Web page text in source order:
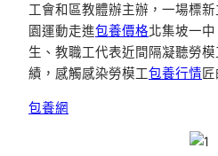
工會和區教體辦主辦，一場標
園運動走進包養價格北集坡一
生、教職工代表近間隔凝聽勞模
績，感觸感染勞模工包養行情
包養網